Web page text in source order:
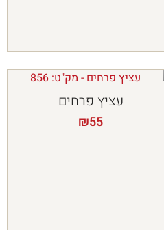
עציץ פרחים
₪55